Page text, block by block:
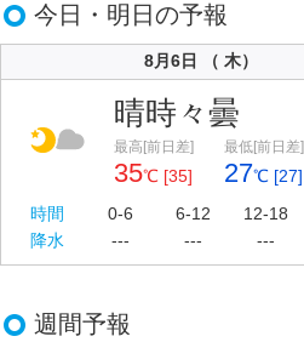
今日・明日の予報
8月6日 （ 木）
晴時々曇
最高[前日差]
35℃ [35]
最低[前日差]
27℃ [27]
時間
0-6 6-12 12-18
降水
--- --- ---
週間予報